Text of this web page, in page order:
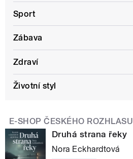
Sport
Zábava
Zdraví
Životní styl
E-SHOP ČESKÉHO ROZHLASU
Druhá strana řeky
Nora Eckhardtová